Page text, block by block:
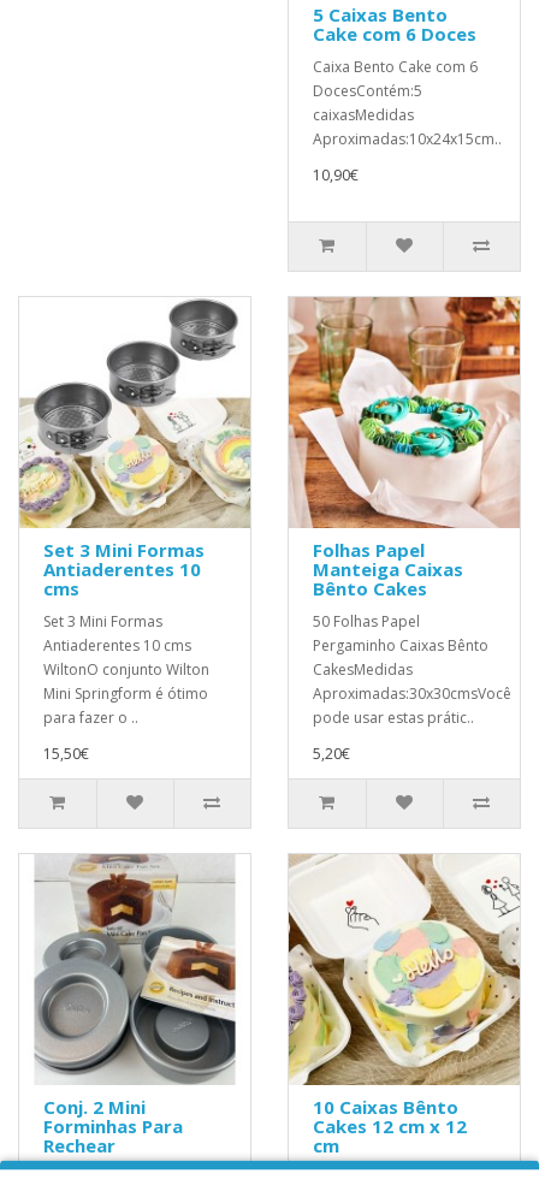
5 Caixas Bento
Cake com 6 Doces
Caixa Bento Cake com 6
DocesContém:5
caixasMedidas
Aproximadas:10x24x15cm..
10,90€
Set 3 Mini Formas
Antiaderentes 10
cms
Set 3 Mini Formas
Antiaderentes 10 cms
WiltonO conjunto Wilton
Mini Springform é ótimo
para fazer o ..
15,50€
Folhas Papel
Manteiga Caixas
Bênto Cakes
50 Folhas Papel
Pergaminho Caixas Bênto
CakesMedidas
Aproximadas:30x30cmsVocê
pode usar estas prátic..
5,20€
Conj. 2 Mini
Forminhas Para
Rechear
10 Caixas Bênto
Cakes 12 cm x 12
cm